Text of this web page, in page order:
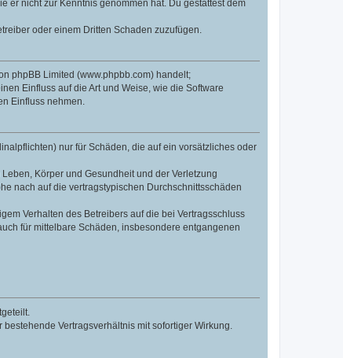
er nicht zur Kenntnis genommen hat. Du gestattest dem
oder einem Dritten Schaden zuzufügen.
phpBB Limited (www.phpbb.com) handelt;
Einfluss auf die Art und Weise, wie die Software
Einfluss nehmen.
nur für Schäden, die auf ein vorsätzliches oder
Körper und Gesundheit und der Verletzung
nach auf die vertragstypischen Durchschnittsschäden
Verhalten des Betreibers auf die bei Vertragsschluss
für mittelbare Schäden, insbesondere entgangenen
Vertragsverhältnis mit sofortiger Wirkung.